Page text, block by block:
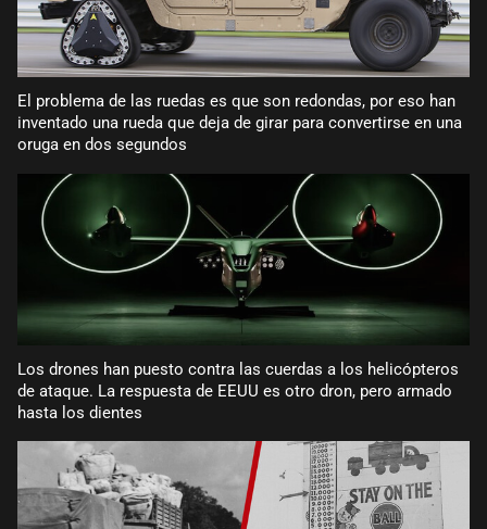
El problema de las ruedas es que son redondas, por eso han
inventado una rueda que deja de girar para convertirse en una
oruga en dos segundos
Los drones han puesto contra las cuerdas a los helicópteros
de ataque. La respuesta de EEUU es otro dron, pero armado
hasta los dientes